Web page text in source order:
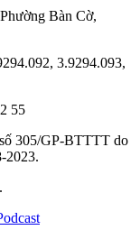
Bàn Cờ,
3.9294.093,
55
305/GP-BTTTT do
2023.